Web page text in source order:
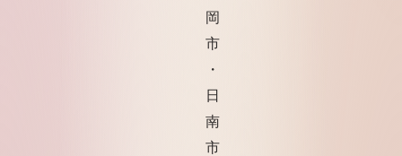
岡
市
・
日
南
市